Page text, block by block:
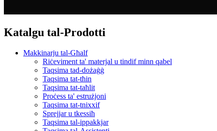
Katalgu tal-Prodotti
Makkinarju tal-Għalf
Riċeviment ta' materjal u tindif minn qabel
Taqsima tad-dożaġġ
Taqsima tat-tħin
Taqsima tat-taħlit
Proċess ta' estrużjoni
Taqsima tat-tnixxif
Sprejjar u tkessiħ
Taqsima tal-ippakkjar